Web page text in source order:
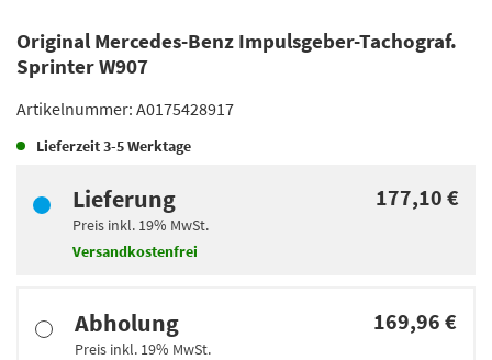
Original Mercedes-Benz Impulsgeber-Tachograf.
Sprinter W907
Artikelnummer: A0175428917
Lieferzeit3-5 Werktage
Lieferung
Preis inkl. 19% MwSt.
Versandkostenfrei
177,10 €
Abholung
Preis inkl. 19% MwSt.
169,96 €